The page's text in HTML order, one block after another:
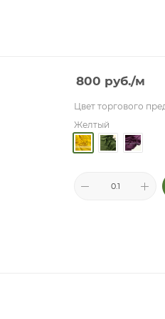
800 руб./м
Цвет торгового
Желтый